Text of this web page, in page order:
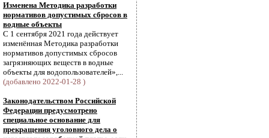
Изменена Методика разработки
нормативов допустимых сбросов в
водные объекты
С 1 сентября 2021 года действует
изменённая Методика разработки
нормативов допустимых сбросов
загрязняющих веществ в водные
объекты для водопользователей»,...
(добавлено 2022-01-28 )
Законодательством Российской
Федерации предусмотрено
специальное основание для
прекращения уголовного дела о